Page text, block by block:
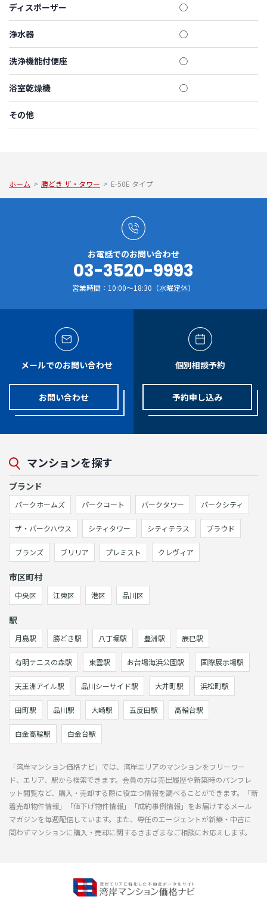
ディスポーザー ◯
浄水器 ◯
洗浄機能付便座 ◯
浴室乾燥機 ◯
その他
ホーム > 勝どき ザ・タワー > E-50E タイプ
お電話でのお問い合わせ
03-3520-9993
営業時間：10:00～18:30（水曜定休）
メールでのお問い合わせ
お問い合わせ
個別相談予約
予約申し込み
マンションを探す
ブランド
パークホームズ パークコート パークタワー パークシティ
ザ・パークハウス シティタワー シティテラス プラウド
ブランズ ブリリア プレミスト クレヴィア
市区町村
中央区 江東区 港区 品川区
駅
月島駅 勝どき駅 八丁堀駅 豊洲駅 辰巳駅
有明テニスの森駅 東雲駅 お台場海浜公園駅 国際展示場駅
天王洲アイル駅 品川シーサイド駅 大井町駅 浜松町駅
田町駅 品川駅 大崎駅 五反田駅 高輪台駅
白金高輪駅 白金台駅
「湾岸マンション価格ナビ」では、湾岸エリアのマンションをフリーワー
ド、エリア、駅から検索できます。会員の方は売出履歴や新築時のパンフレ
ット閲覧など、購入・売却する際に役立つ情報を調べることができます。「新
着売却物件情報」「値下げ物件情報」「成約事例情報」をお届けするメール
マガジンを毎週配信しています。また、専任のエージェントが新築・中古に
問わずマンションに購入・売却に関するさまざまなご相談にお応えします。